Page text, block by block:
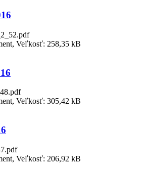
Veľkosť: 258,35 kB
Veľkosť: 305,42 kB
Veľkosť: 206,92 kB